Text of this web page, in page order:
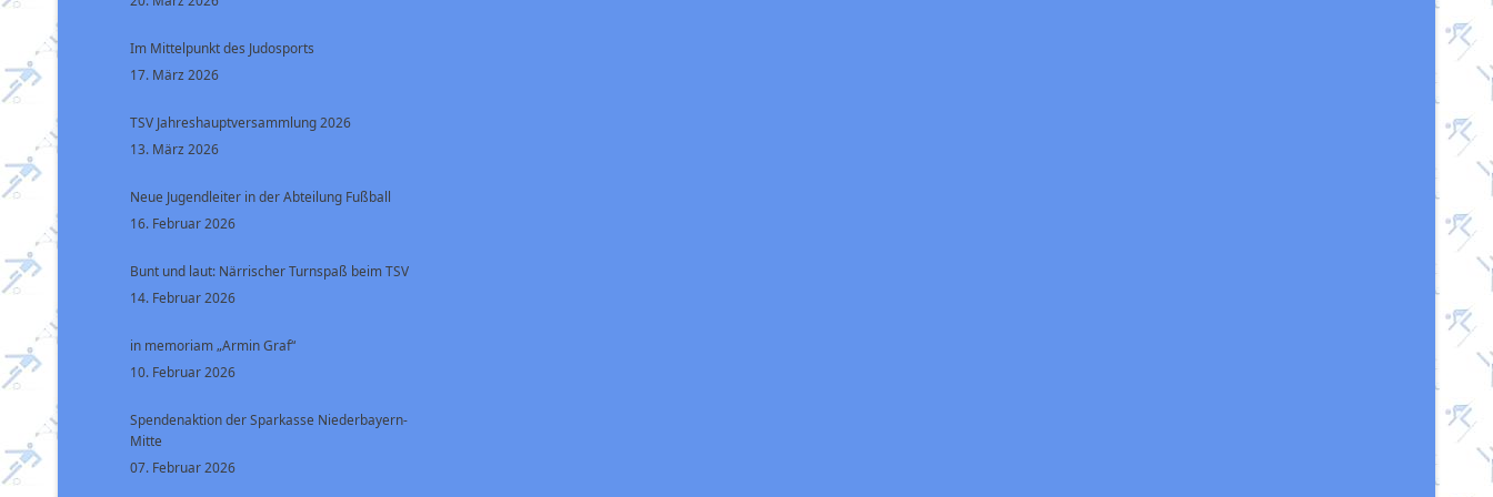
Im Mittelpunkt des Judosports
17. März 2026
TSV Jahreshauptversammlung 2026
13. März 2026
Neue Jugendleiter in der Abteilung Fußball
16. Februar 2026
Bunt und laut: Närrischer Turnspaß beim TSV
14. Februar 2026
in memoriam „Armin Graf“
10. Februar 2026
Spendenaktion der Sparkasse Niederbayern-
Mitte
07. Februar 2026